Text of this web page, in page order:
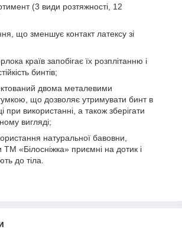
(3 види розтяжності, 12
що зменшує контакт латексу зі
країв запобігає їх розплітанню і
бинтів;
двома металевими
що дозволяє утримувати бинт в
при використанні, а також зберігати
вигляді;
натуральної бавовни,
ТМ «Білосніжка» приємні на дотик і
до тіла.